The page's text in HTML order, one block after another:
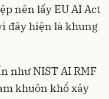
nên lấy EU AI Act
đây hiện là khung
như NIST AI RMF
khuôn khổ xây